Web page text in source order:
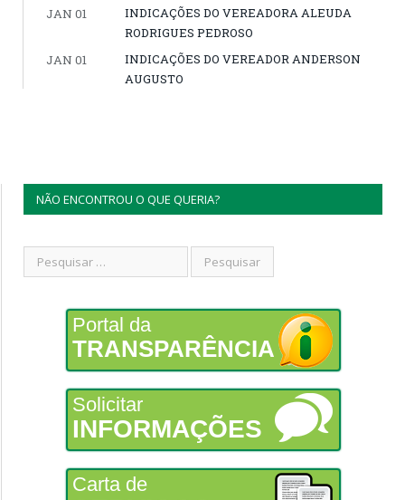
JAN 01
INDICAÇÕES DO VEREADORA ALEUDA
RODRIGUES PEDROSO
JAN 01
INDICAÇÕES DO VEREADOR ANDERSON
AUGUSTO
NÃO ENCONTROU O QUE QUERIA?
Portal da
TRANSPARÊNCIA
Solicitar
INFORMAÇÕES
Carta de